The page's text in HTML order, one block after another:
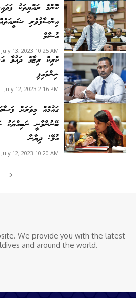
ކޮންމެ ރައްޔިތަކު
އިންސާފުވެރި
އުޝާމް
July 13, 2023 10:25 AM
ކްރިކް ރިޒާގެ ދައުވާ
ނިންމައިފި
July 12, 2023 2:16 PM
ގައުމެއް މިވަރަށް
ބޭނުންވާނީ
އުޅޭ: ދިޔާނާ
July 12, 2023 10:20 AM
We provide you with the latest
and around the world.